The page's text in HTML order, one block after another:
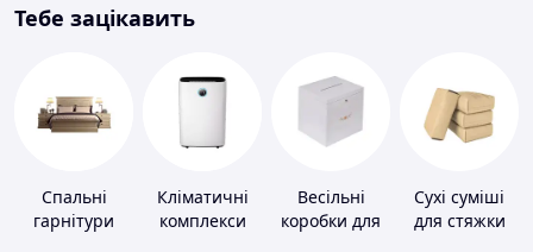
Тебе зацікавить
Спальні
гарнітури
Кліматичні
комплекси
Весільні
коробки для
Сухі суміші
для стяжки